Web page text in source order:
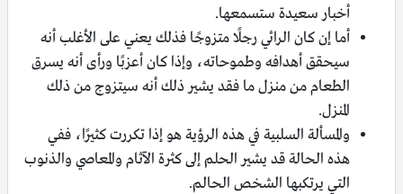
أخبار سعيدة ستسمعها.
أما إن كان الرائي رجلًا متزوجًا فذلك يعني على الأغلب أنه
سيحقق أهدافه وطموحاته، وإذا كان أعزبًا ورأى أنه يسرق
الطعام من منزل ما فقد يشير ذلك أنه سيتزوج من ذلك
المنزل.
والمسألة السلبية في هذه الرؤية هو إذا تكررت كثيرًا، ففي
هذه الحالة قد يشير الحلم إلى كثرة الآثام والمعاصي والذنوب
التي يرتكبها الشخص الحالم.